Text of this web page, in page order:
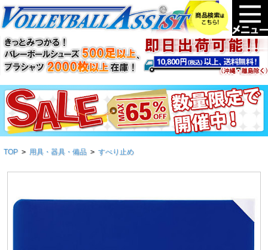
TOP > 用具・器具・備品 > すべり止め